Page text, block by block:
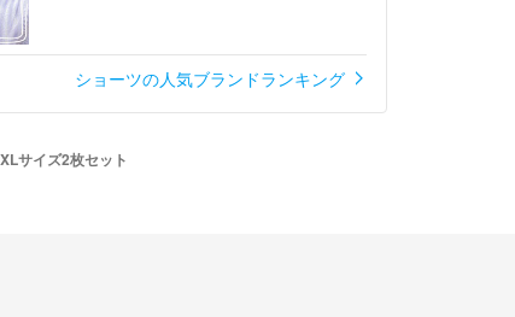
ショーツの人気ブランドランキング
サイズ2枚セット